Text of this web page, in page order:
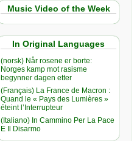
Music Video of the Week
In Original Languages
(norsk) Når rosene er borte:
Norges kamp mot rasisme
begynner dagen etter
(Français) La France de Macron :
Quand le « Pays des Lumières »
éteint l’Interrupteur
(Italiano) In Cammino Per La Pace
E Il Disarmo